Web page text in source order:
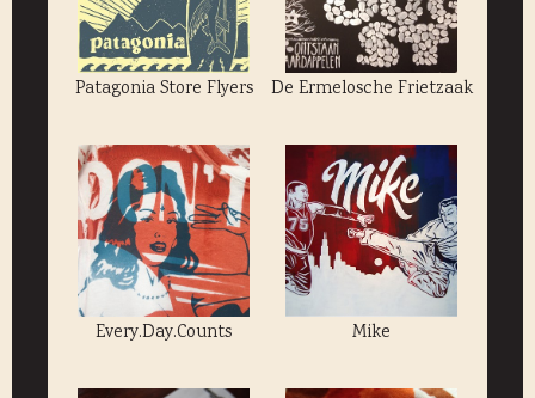
Patagonia Store Flyers De Ermelosche Frietzaak
Every.Day.Counts Mike